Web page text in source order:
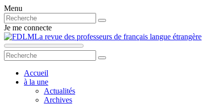
Menu
Je me connecte
La revue des professeurs de français langue étrangère
Accueil
à la une
Actualités
Archives